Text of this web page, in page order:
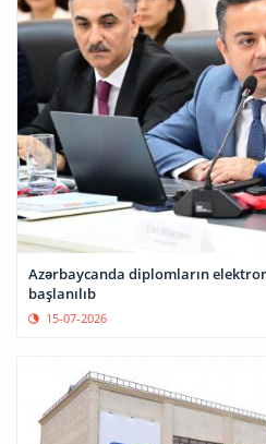
Azərbaycanda diplomların
başlanılıb
15-07-2026